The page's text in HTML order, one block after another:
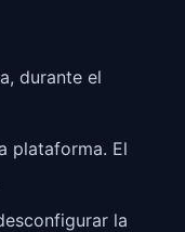
durante el
plataforma. El
la